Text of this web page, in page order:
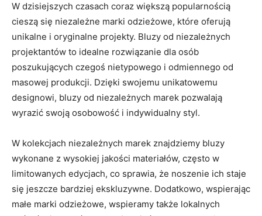
W ⁢dzisiejszych czasach coraz⁢ większą ‍popularnością⁣
cieszą się niezależne marki odzieżowe, które oferują
unikalne ⁢i⁢ oryginalne projekty. Bluzy od ​niezależnych
‌projektantów⁢ to idealne rozwiązanie dla⁤ osób
poszukujących czegoś nietypowego⁤ i odmiennego od
⁣masowej produkcji.‌ Dzięki swojemu ⁢unikatowemu
designowi, bluzy od niezależnych marek‍ pozwalają
wyrazić swoją osobowość i indywidualny styl.
W kolekcjach niezależnych marek znajdziemy bluzy
wykonane z wysokiej jakości materiałów, często w
limitowanych edycjach, co sprawia, że noszenie ich staje
się ‌jeszcze bardziej ekskluzywne. Dodatkowo, wspierając
małe marki odzieżowe, wspieramy także⁣ lokalnych